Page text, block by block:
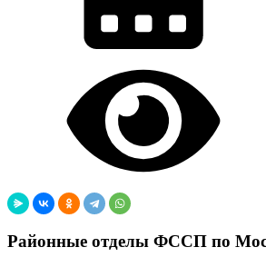
Районные отделы ФССП по